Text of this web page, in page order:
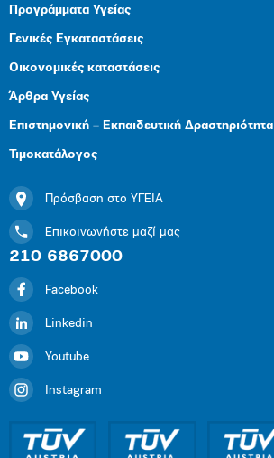
Προγράμματα Υγείας
Γενικές Εγκαταστάσεις
Οικονομικές καταστάσεις
Άρθρα Υγείας
Επιστημονική – Εκπαιδευτική Δραστηριότητα
Τιμοκατάλογος
Πρόσβαση στο ΥΓΕΙΑ
Επικοινωνήστε μαζί μας
210 6867000
Facebook
Linkedin
Youtube
Instagram